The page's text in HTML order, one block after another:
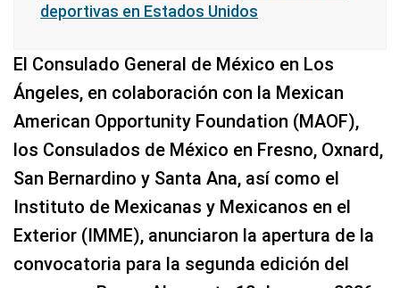
deportivas en Estados Unidos
El Consulado General de México en Los
Ángeles, en colaboración con la Mexican
American Opportunity Foundation (MAOF),
los Consulados de México en Fresno, Oxnard,
San Bernardino y Santa Ana, así como el
Instituto de Mexicanas y Mexicanos en el
Exterior (IMME), anunciaron la apertura de la
convocatoria para la segunda edición del